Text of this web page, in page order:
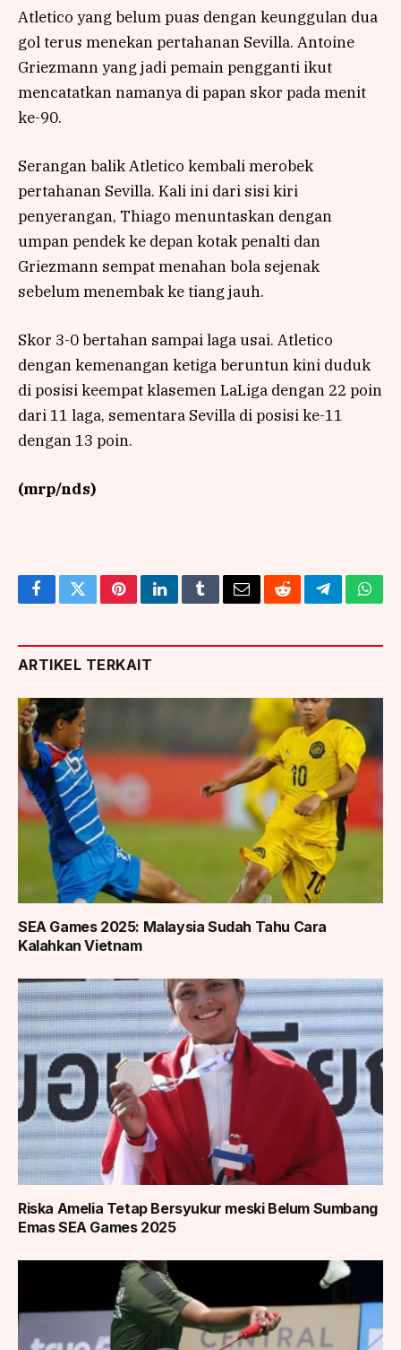
Atletico yang belum puas dengan keunggulan dua
gol terus menekan pertahanan Sevilla. Antoine
Griezmann yang jadi pemain pengganti ikut
mencatatkan namanya di papan skor pada menit
ke-90.
Serangan balik Atletico kembali merobek
pertahanan Sevilla. Kali ini dari sisi kiri
penyerangan, Thiago menuntaskan dengan
umpan pendek ke depan kotak penalti dan
Griezmann sempat menahan bola sejenak
sebelum menembak ke tiang jauh.
Skor 3-0 bertahan sampai laga usai. Atletico
dengan kemenangan ketiga beruntun kini duduk
di posisi keempat klasemen LaLiga dengan 22 poin
dari 11 laga, sementara Sevilla di posisi ke-11
dengan 13 poin.
(mrp/nds)
FacebookTwitterPinterestLinkedInTumblrEmailRedditTelegram
ARTIKEL TERKAIT
SEA Games 2025: Malaysia Sudah Tahu Cara
Kalahkan Vietnam
Riska Amelia Tetap Bersyukur meski Belum Sumbang
Emas SEA Games 2025